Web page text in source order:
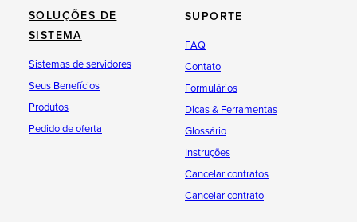
SOLUÇÕES DE
SISTEMA
Sistemas de servidores
Seus Benefícios
Produtos
Pedido de oferta
SUPORTE
FAQ
Contato
Formulários
Dicas & Ferramentas
Glossário
Instruções
Cancelar contratos
Cancelar contrato